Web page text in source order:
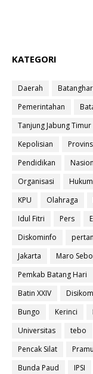
KATEGORI
Daerah
Pemerintahan
Tanjung Jabung Timur
Kepolisian
Pendidikan
Organisasi
Hukum
KPU
Olahraga
Idul Fitri
Pers
Diskominfo
Jakarta
Maro
Pemkab Batang Hari
Batin XXIV
Bungo
Kerinci
Universitas
tebo
Pencak Silat
Bunda Paud
IPSI